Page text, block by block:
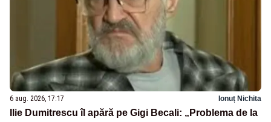
6 aug. 2026, 17:17 Ionuț Nichita
Ilie Dumitrescu îl apără pe Gigi Becali: „Problema de la